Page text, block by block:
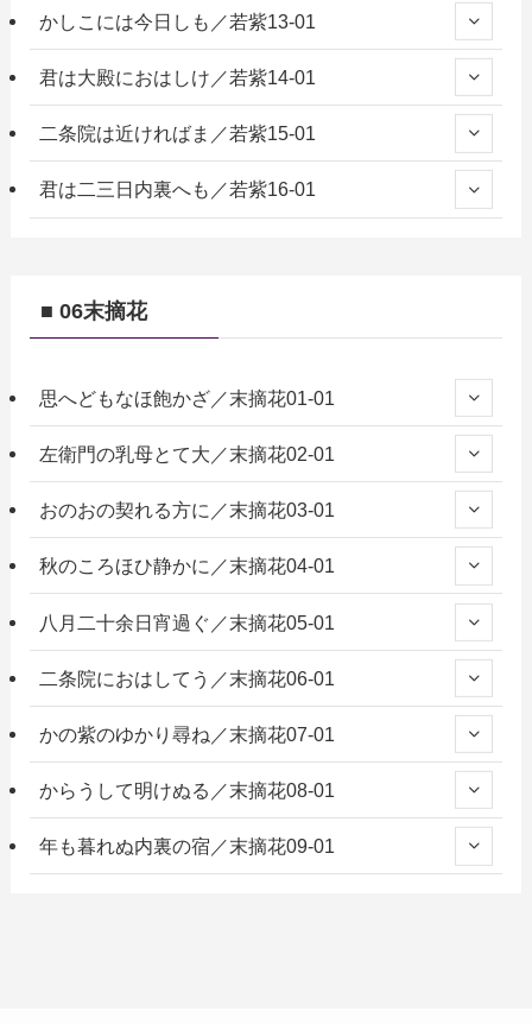
かしこには今日しも／若紫13-01
君は大殿におはしけ／若紫14-01
二条院は近ければま／若紫15-01
君は二三日内裏へも／若紫16-01
■ 06末摘花
思へどもなほ飽かざ／末摘花01-01
左衛門の乳母とて大／末摘花02-01
おのおの契れる方に／末摘花03-01
秋のころほひ静かに／末摘花04-01
八月二十余日宵過ぐ／末摘花05-01
二条院におはしてう／末摘花06-01
かの紫のゆかり尋ね／末摘花07-01
からうして明けぬる／末摘花08-01
年も暮れぬ内裏の宿／末摘花09-01